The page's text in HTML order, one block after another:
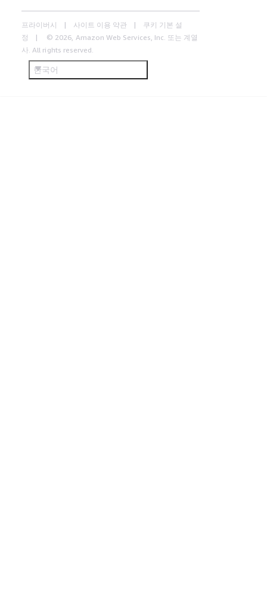
프라이버시 사이트 이용 약관
쿠키 기본 설
정
© 2026, Amazon Web Services, Inc. 또는 계열
사. All rights reserved.
한국어